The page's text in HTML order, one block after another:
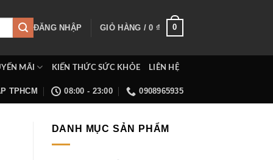
ĐĂNG NHẬP GIỎ HÀNG /0 ₫ 0
MÃI KIẾN THỨC SỨC KHỎE LIÊN HỆ
TPHCM 08:00 - 23:00 0908965935
DANH MỤC SẢN PHẨM